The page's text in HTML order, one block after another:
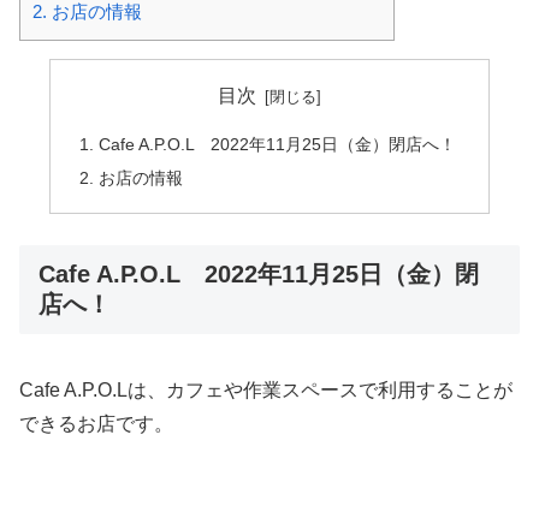
2. お店の情報
目次
Cafe A.P.O.L 2022年11月25日（金）閉店へ！
お店の情報
Cafe A.P.O.L 2022年11月25日（金）閉
店へ！
Cafe A.P.O.Lは、カフェや作業スペースで利用することが
できるお店です。